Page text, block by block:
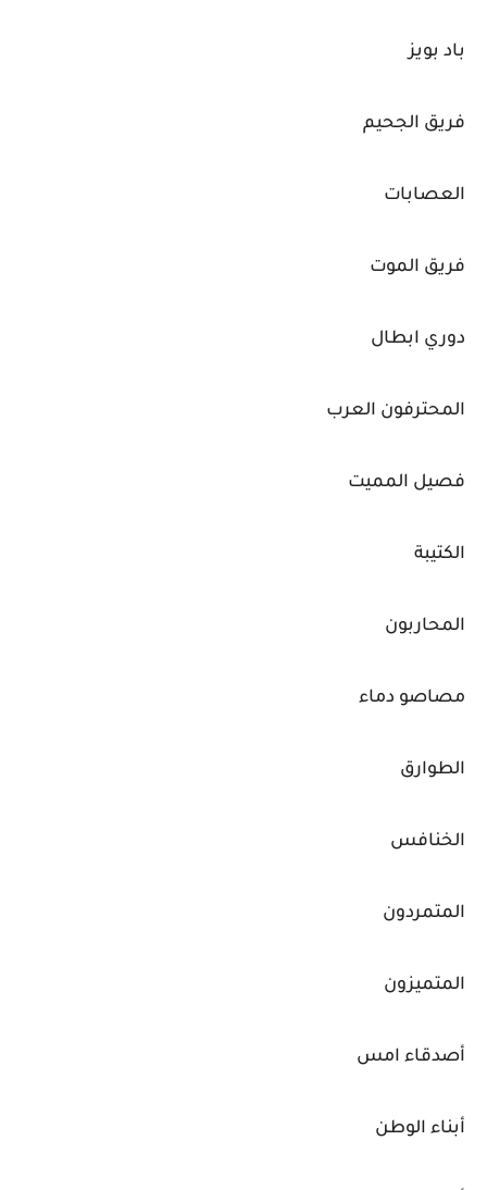
باد بويز
فريق الجحيم
العصابات
فريق الموت
دوري ابطال
المحترفون العرب
فصيل المميت
الكتيبة
المحاربون
مصاصو دماء
الطوارق
الخنافس
المتمردون
المتميزون
أصدقاء امس
أبناء الوطن